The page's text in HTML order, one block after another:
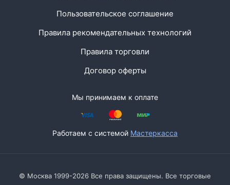
Пользовательское соглашение
Правила рекомендательных технологий
Правила торговли
Договор оферты
Мы принимаем к оплате
Работаем с системой Мастеркасса
© Москва 1999-2026 Все права защищены. Все торговые